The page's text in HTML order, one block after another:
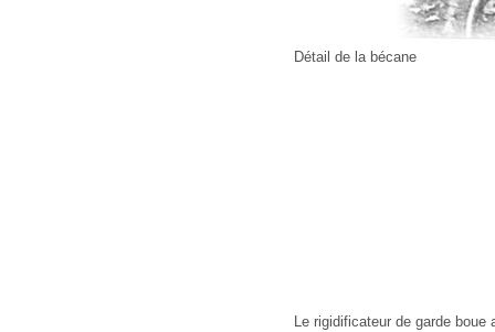
Détail de la bécane
Le rigidificateur de garde